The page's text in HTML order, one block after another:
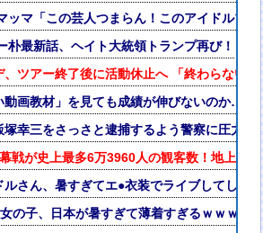
ッマ「この芸人つまらん！このアイドルブ
朴最新話、ヘイト大統領トランプ再び！
、ツアー終了後に活動休止へ 「終わらない
動画教材」を見ても成績が伸びないのか…
塚幸三をさっさと逮捕するよう警察に圧力か
戦が史上最多6万3960人の観客数！地上波
ルさん、暑すぎてエ●衣装でライブしてしま
女の子、日本が暑すぎて薄着すぎるｗｗｗｗ